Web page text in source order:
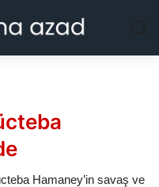
Hamaney’in savaş ve